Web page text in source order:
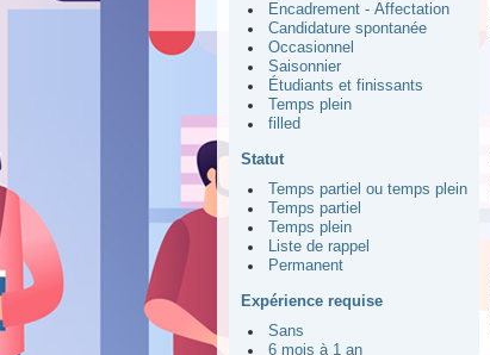
Encadrement - Affectation
Candidature spontanée
Occasionnel
Saisonnier
Étudiants et finissants
Temps plein
filled
Statut
Temps partiel ou temps plein
Temps partiel
Temps plein
Liste de rappel
Permanent
Expérience requise
Sans
6 mois à 1 an